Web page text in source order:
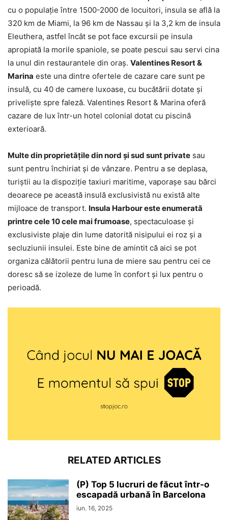
cu o populație între 1500-2000 de locuitori, insula se află la
320 km de Miami, la 96 km de Nassau și la 3,2 km de insula
Eleuthera, astfel încât se pot face excursii pe insula
apropiată la morile spaniole, se poate pescui sau servi cina
la unul din restaurantele din oraș. Valentines Resort &
Marina este una dintre ofertele de cazare care sunt pe
insulă, cu 40 de camere luxoase, cu bucătării dotate și
priveliște spre faleză. Valentines Resort & Marina oferă
cazare de lux într-un hotel colonial dotat cu piscină
exterioară.
Multe din proprietățile din nord și sud sunt private sau
sunt pentru închiriat și de vânzare. Pentru a se deplasa,
turiștii au la dispoziție taxiuri maritime, vaporașe sau bărci
deoarece pe această insulă exclusivistă nu există alte
mijloace de transport. Insula Harbour este enumerată
printre cele 10 cele mai frumoase, spectaculoase și
exclusiviste plaje din lume datorită nisipului ei roz și a
secluziunii insulei. Este bine de amintit că aici se pot
organiza călătorii pentru luna de miere sau pentru cei ce
doresc să se izoleze de lume în confort și lux pentru o
perioadă.
RELATED ARTICLES
(P) Top 5 lucruri de făcut într-o
escapadă urbană în Barcelona
iun. 16, 2025